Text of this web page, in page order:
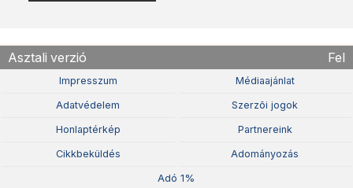
Asztali verzió Fel
Impresszum Médiaajánlat
Adatvédelem Szerzõi jogok
Honlaptérkép Partnereink
Cikkbeküldés Adományozás
Adó 1%